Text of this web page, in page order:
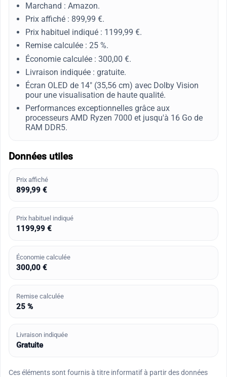
Marchand : Amazon.
Prix affiché : 899,99 €.
Prix habituel indiqué : 1199,99 €.
Remise calculée : 25 %.
Économie calculée : 300,00 €.
Livraison indiquée : gratuite.
Écran OLED de 14" (35,56 cm) avec Dolby Vision
pour une visualisation de haute qualité.
Performances exceptionnelles grâce aux
processeurs AMD Ryzen 7000 et jusqu'à 16 Go de
RAM DDR5.
Données utiles
Prix affiché
899,99 €
Prix habituel indiqué
1199,99 €
Économie calculée
300,00 €
Remise calculée
25 %
Livraison indiquée
Gratuite
Ces éléments sont fournis à titre informatif à partir des données